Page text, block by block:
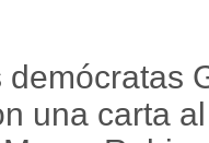
una carta